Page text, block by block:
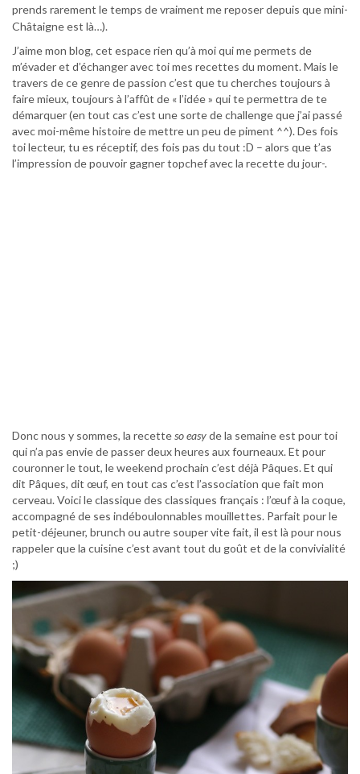
prends rarement le temps de vraiment me reposer depuis que mini-
Châtaigne est là…).
J’aime mon blog, cet espace rien qu’à moi qui me permets de
m’évader et d’échanger avec toi mes recettes du moment. Mais le
travers de ce genre de passion c’est que tu cherches toujours à
faire mieux, toujours à l’affût de « l’idée » qui te permettra de te
démarquer (en tout cas c’est une sorte de challenge que j’ai passé
avec moi-même histoire de mettre un peu de piment ^^). Des fois
toi lecteur, tu es réceptif, des fois pas du tout :D – alors que t’as
l’impression de pouvoir gagner topchef avec la recette du jour-.
Donc nous y sommes, la recetteso easyde la semaine est pour toi
qui n’a pas envie de passer deux heures aux fourneaux. Et pour
couronner le tout, le weekend prochain c’est déjà Pâques. Et qui
dit Pâques, dit œuf, en tout cas c’est l’association que fait mon
cerveau. Voici le classique des classiques français : l’œuf à la coque,
accompagné de ses indéboulonnables mouillettes. Parfait pour le
petit-déjeuner, brunch ou autre souper vite fait, il est là pour nous
rappeler que la cuisine c’est avant tout du goût et de la convivialité
;)